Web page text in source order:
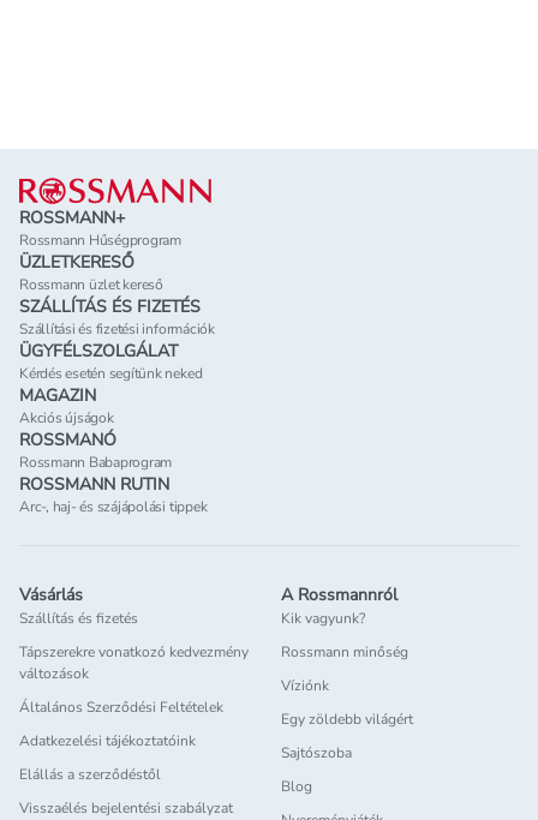
Lábléc
ROSSMANN+
Rossmann Hűségprogram
ÜZLETKERESŐ
Rossmann üzlet kereső
SZÁLLÍTÁS ÉS FIZETÉS
Szállítási és fizetési információk
ÜGYFÉLSZOLGÁLAT
Kérdés esetén segítünk neked
MAGAZIN
Akciós újságok
ROSSMANÓ
Rossmann Babaprogram
ROSSMANN RUTIN
Arc-, haj- és szájápolási tippek
Vásárlás
Szállítás és fizetés
Tápszerekre vonatkozó kedvezmény
változások
Általános Szerződési Feltételek
Adatkezelési tájékoztatóink
Elállás a szerződéstől
Visszaélés bejelentési szabályzat
A Rossmannról
Kik vagyunk?
Rossmann minőség
Víziónk
Egy zöldebb világért
Sajtószoba
Blog